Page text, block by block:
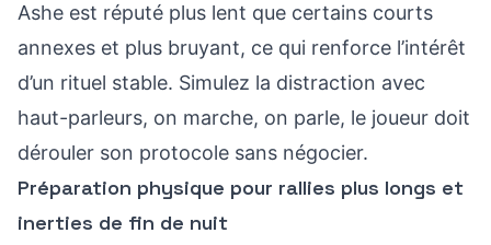
Ashe est réputé plus lent que certains courts
annexes et plus bruyant, ce qui renforce l’intérêt
d’un rituel stable. Simulez la distraction avec
haut-parleurs, on marche, on parle, le joueur doit
dérouler son protocole sans négocier.
Préparation physique pour rallies plus longs et
inerties de fin de nuit